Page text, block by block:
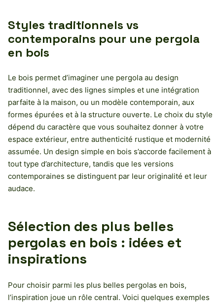
Styles traditionnels vs
contemporains pour une pergola
en bois
Le bois permet d’imaginer une pergola au design
traditionnel, avec des lignes simples et une intégration
parfaite à la maison, ou un modèle contemporain, aux
formes épurées et à la structure ouverte. Le choix du style
dépend du caractère que vous souhaitez donner à votre
espace extérieur, entre authenticité rustique et modernité
assumée. Un design simple en bois s’accorde facilement à
tout type d’architecture, tandis que les versions
contemporaines se distinguent par leur originalité et leur
audace.
Sélection des plus belles
pergolas en bois : idées et
inspirations
Pour choisir parmi les plus belles pergolas en bois,
l’inspiration joue un rôle central. Voici quelques exemples